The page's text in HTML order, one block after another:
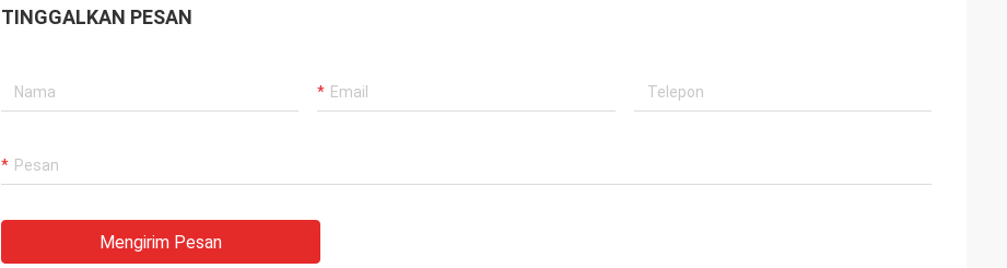
TINGGALKAN PESAN
Mengirim Pesan